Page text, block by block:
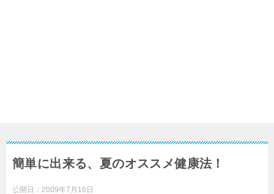
簡単に出来る、夏のオススメ健康法！
公開日： 2009年7月16日